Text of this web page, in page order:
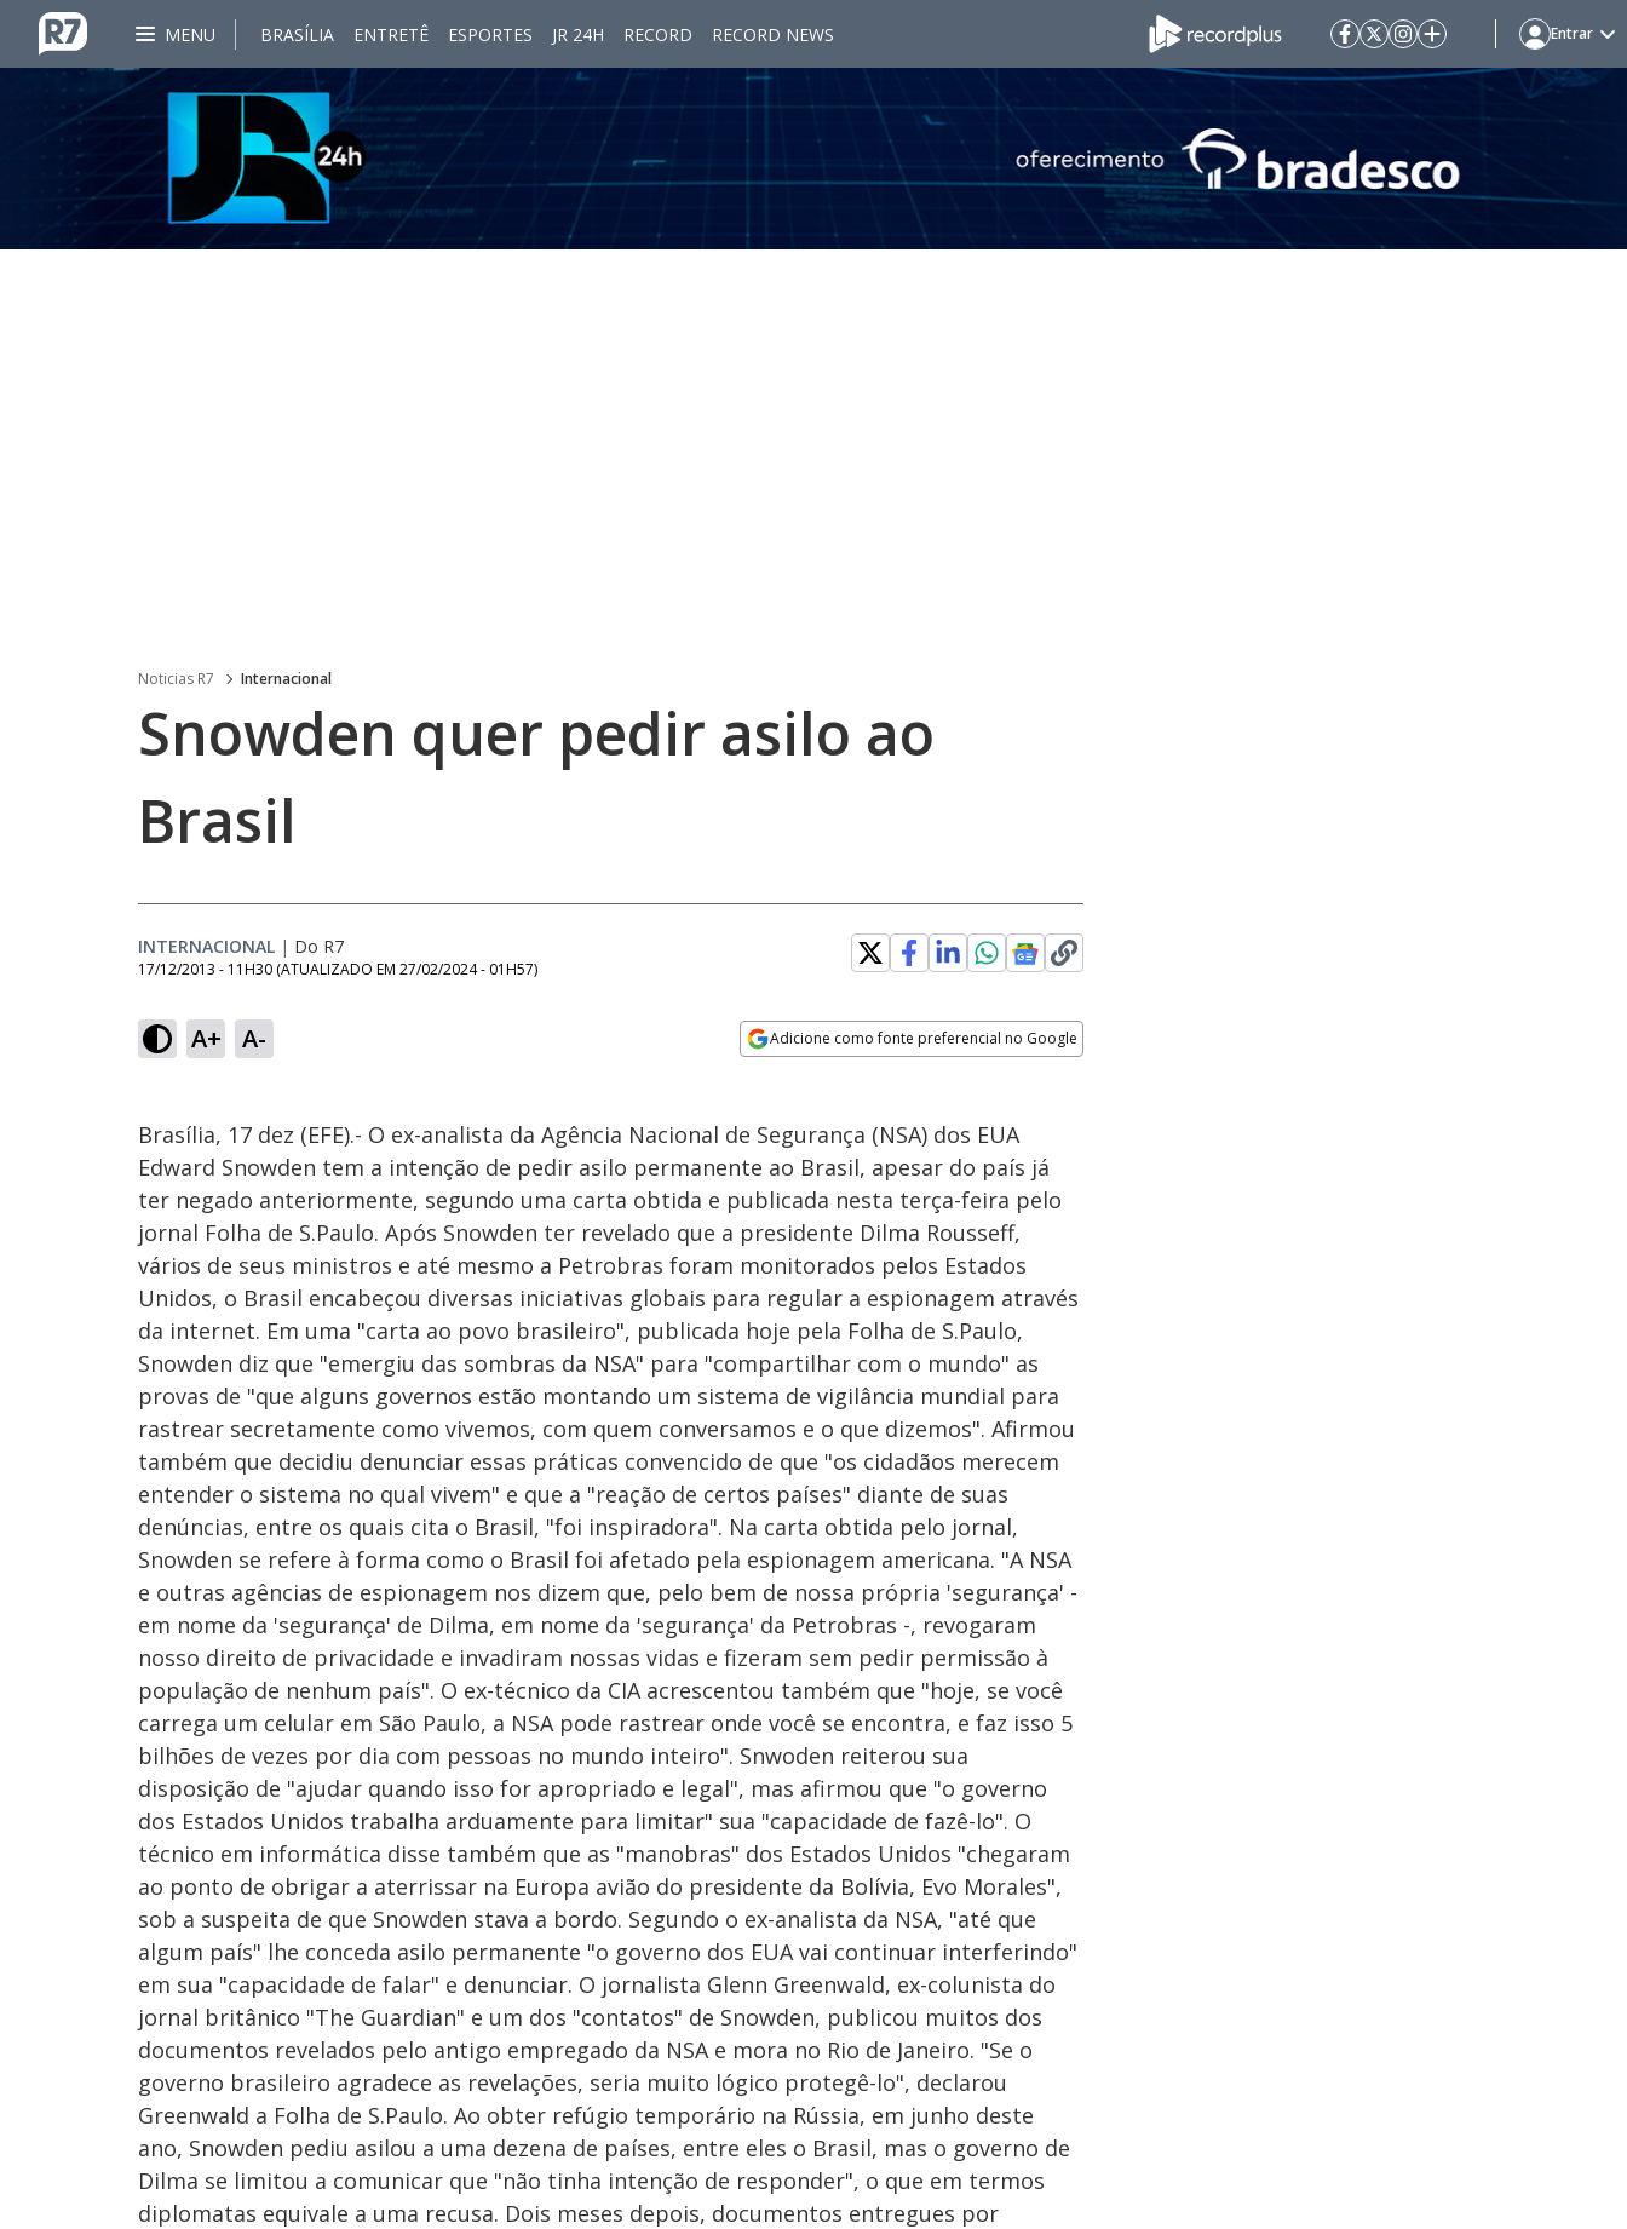
MENU BRASÍLIA ENTRETÊ ESPORTES JR 24H RECORD RECORD NEWS Entrar
Noticias R7 Internacional
Snowden quer pedir asilo ao
Brasil
INTERNACIONAL | Do R7
17/12/2013 - 11H30 (ATUALIZADO EM 27/02/2024 - 01H57)
A+ A- Adicione como fonte preferencial no Google
Brasília, 17 dez (EFE).- O ex-analista da Agência Nacional de Segurança (NSA) dos EUA
Edward Snowden tem a intenção de pedir asilo permanente ao Brasil, apesar do país já
ter negado anteriormente, segundo uma carta obtida e publicada nesta terça-feira pelo
jornal Folha de S.Paulo. Após Snowden ter revelado que a presidente Dilma Rousseff,
vários de seus ministros e até mesmo a Petrobras foram monitorados pelos Estados
Unidos, o Brasil encabeçou diversas iniciativas globais para regular a espionagem através
da internet. Em uma "carta ao povo brasileiro", publicada hoje pela Folha de S.Paulo,
Snowden diz que "emergiu das sombras da NSA" para "compartilhar com o mundo" as
provas de "que alguns governos estão montando um sistema de vigilância mundial para
rastrear secretamente como vivemos, com quem conversamos e o que dizemos". Afirmou
também que decidiu denunciar essas práticas convencido de que "os cidadãos merecem
entender o sistema no qual vivem" e que a "reação de certos países" diante de suas
denúncias, entre os quais cita o Brasil, "foi inspiradora". Na carta obtida pelo jornal,
Snowden se refere à forma como o Brasil foi afetado pela espionagem americana. "A NSA
e outras agências de espionagem nos dizem que, pelo bem de nossa própria 'segurança' -
em nome da 'segurança' de Dilma, em nome da 'segurança' da Petrobras -, revogaram
nosso direito de privacidade e invadiram nossas vidas e fizeram sem pedir permissão à
população de nenhum país". O ex-técnico da CIA acrescentou também que "hoje, se você
carrega um celular em São Paulo, a NSA pode rastrear onde você se encontra, e faz isso 5
bilhões de vezes por dia com pessoas no mundo inteiro". Snwoden reiterou sua
disposição de "ajudar quando isso for apropriado e legal", mas afirmou que "o governo
dos Estados Unidos trabalha arduamente para limitar" sua "capacidade de fazê-lo". O
técnico em informática disse também que as "manobras" dos Estados Unidos "chegaram
ao ponto de obrigar a aterrissar na Europa avião do presidente da Bolívia, Evo Morales",
sob a suspeita de que Snowden stava a bordo. Segundo o ex-analista da NSA, "até que
algum país" lhe conceda asilo permanente "o governo dos EUA vai continuar interferindo"
em sua "capacidade de falar" e denunciar. O jornalista Glenn Greenwald, ex-colunista do
jornal britânico "The Guardian" e um dos "contatos" de Snowden, publicou muitos dos
documentos revelados pelo antigo empregado da NSA e mora no Rio de Janeiro. "Se o
governo brasileiro agradece as revelações, seria muito lógico protegê-lo", declarou
Greenwald a Folha de S.Paulo. Ao obter refúgio temporário na Rússia, em junho deste
ano, Snowden pediu asilou a uma dezena de países, entre eles o Brasil, mas o governo de
Dilma se limitou a comunicar que "não tinha intenção de responder", o que em termos
diplomatas equivale a uma recusa. Dois meses depois, documentos entregues por